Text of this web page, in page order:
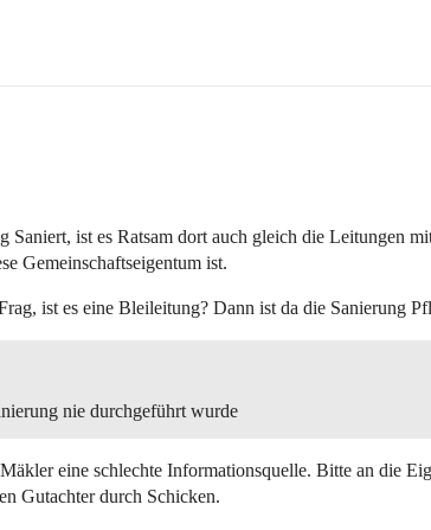
Saniert, ist es Ratsam dort auch gleich die Leitungen
Gemeinschaftseigentum ist.
ist es eine Bleileitung? Dann ist da die Sanierung
nie durchgeführt wurde
eine schlechte Informationsquelle. Bitte an die
Gutachter durch Schicken.